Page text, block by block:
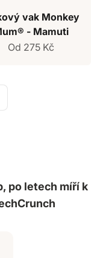
vak Monkey
- Mamuti
Prodejní cena
Od 275 Kč
po letech míří k